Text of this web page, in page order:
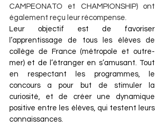
CAMPEONATO et CHAMPIONSHIP) ont
également reçu leur récompense.
Leur objectif est de favoriser
l’apprentissage de tous les élèves de
collège de France (métropole et outre-
mer) et de l’étranger en s’amusant. Tout
en respectant les programmes, le
concours a pour but de stimuler la
curiosité, et de créer une dynamique
positive entre les élèves, qui testent leurs
connaissances.